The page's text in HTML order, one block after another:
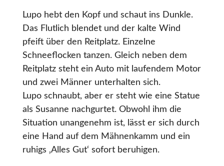
Lupo hebt den Kopf und schaut ins Dunkle.
Das Flutlich blendet und der kalte Wind
pfeift über den Reitplatz. Einzelne
Schneeflocken tanzen. Gleich neben dem
Reitplatz steht ein Auto mit laufendem Motor
und zwei Männer unterhalten sich.
Lupo schnaubt, aber er steht wie eine Statue
als Susanne nachgurtet. Obwohl ihm die
Situation unangenehm ist, lässt er sich durch
eine Hand auf dem Mähnenkamm und ein
ruhigs ‚Alles Gut‘ sofort beruhigen.